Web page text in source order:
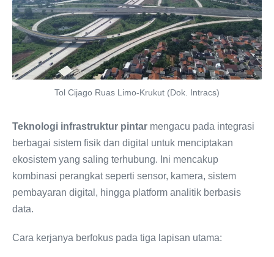
Tol Cijago Ruas Limo-Krukut (Dok. Intracs)
Teknologi infrastruktur pintar mengacu pada integrasi
berbagai sistem fisik dan digital untuk menciptakan
ekosistem yang saling terhubung. Ini mencakup
kombinasi perangkat seperti sensor, kamera, sistem
pembayaran digital, hingga platform analitik berbasis
data.
Cara kerjanya berfokus pada tiga lapisan utama: